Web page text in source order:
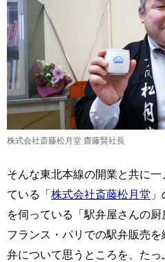
株式会社斎藤松月堂 齋藤賢社長
そんな東北本線の開業と共に
ている「株式会社斎藤松月堂
を伺っている「駅弁屋さんの厨
フランス・パリでの駅弁販売
弁について思うところを、た